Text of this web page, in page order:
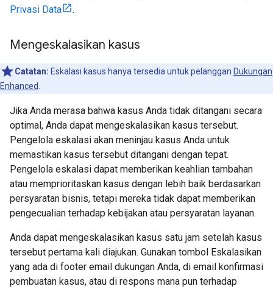
Privasi Data
.
Mengeskalasikan kasus
Catatan: Eskalasi kasus hanya tersedia untuk pelanggan Dukungan
Enhanced
Jika Anda merasa bahwa kasus Anda tidak ditangani secara
optimal, Anda dapat mengeskalasikan kasus tersebut.
Pengelola eskalasi akan meninjau kasus Anda untuk
memastikan kasus tersebut ditangani dengan tepat.
Pengelola eskalasi dapat memberikan keahlian tambahan
atau memprioritaskan kasus dengan lebih baik berdasarkan
persyaratan bisnis, tetapi mereka tidak dapat memberikan
pengecualian terhadap kebijakan atau persyaratan layanan.
Anda dapat mengeskalasikan kasus satu jam setelah kasus
tersebut pertama kali diajukan. Gunakan tombol Eskalasikan
yang ada di footer email dukungan Anda, di email konfirmasi
pembuatan kasus, atau di respons mana pun terhadap